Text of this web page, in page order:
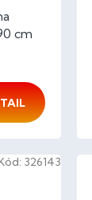
cm
326143